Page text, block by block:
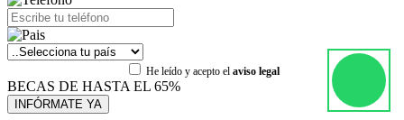
He leído y acepto el aviso legal
BECAS DE HASTA EL 65%